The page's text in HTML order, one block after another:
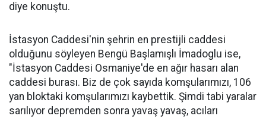
diye konuştu.
İstasyon Caddesi'nin şehrin en prestijli caddesi
olduğunu söyleyen Bengü Başlamışlı İmadoglu ise,
"İstasyon Caddesi Osmaniye'de en ağır hasarı alan
caddesi burası. Biz de çok sayıda komşularımızı, 106
yan bloktaki komşularımızı kaybettik. Şimdi tabi yaralar
sarılıyor depremden sonra yavaş yavaş, acıları